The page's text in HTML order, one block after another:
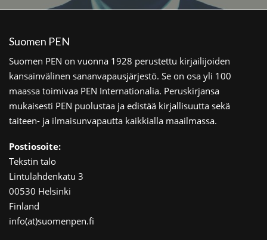
Suomen PEN
Suomen PEN on vuonna 1928 perustettu kirjailijoiden
kansainvälinen sananvapausjärjestö. Se on osa yli 100
maassa toimivaa PEN Internationalia. Peruskirjansa
mukaisesti PEN puolustaa ja edistää kirjallisuutta sekä
taiteen- ja ilmaisunvapautta kaikkialla maailmassa.
Postiosoite:
Tekstin talo
Lintulahdenkatu 3
00530 Helsinki
Finland
info(at)suomenpen.fi